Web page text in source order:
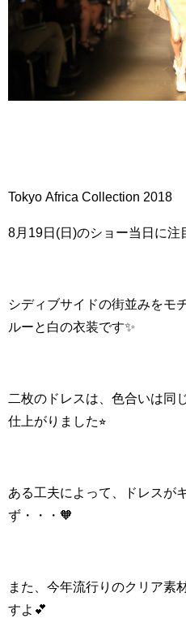
Tokyo Africa Collection 2018
8月19日(日)のショー当日に
シディブサイドの街並みをモ
ルーと白の衣装です✨
二枚のドレスは、色合いは同
仕上がりました⭐︎
ある工夫によって、ドレスが
ず・・・🧡
また、今年流行りのクリア素
すよ💕